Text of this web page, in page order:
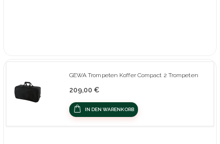
GEWA Trompeten Koffer Compact 2 Trompeten
209,00 €
IN DEN WARENKORB